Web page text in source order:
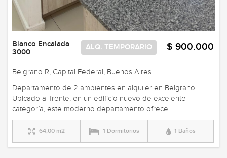
$ 900.000
ALQ. TEMPORARIO
Blanco Encalada
3000
Belgrano R, Capital Federal, Buenos Aires
Departamento de 2 ambientes en alquiler en Belgrano.
Ubicado al frente, en un edificio nuevo de excelente
categoría, este moderno departamento ofrece ...
64,00 m2 1 Dormitorios 1 Baños